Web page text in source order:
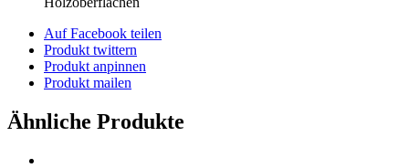
Auf Facebook teilen
Produkt twittern
Produkt anpinnen
Produkt mailen
Ähnliche Produkte